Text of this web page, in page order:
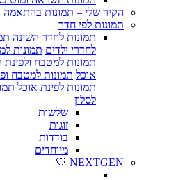
הקיר שלי – תמונות בהתאמה
תמונות לפי חדר
תמונות לחדר השינה
לחדרי ילדים תמונות
תמונות למטבח ולפינת
אוכל תמונות למטבח
תמונות לפינת אוכל
לסלון
שלשות
זוגות
בודדות
מיוחדים
NEXTGEN 🤍